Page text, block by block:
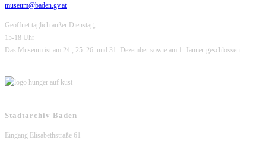
museum@baden.gv.at
Geöffnet täglich außer Dienstag,
15-18 Uhr
Das Museum ist am 24., 25. 26. und 31. Dezember sowie am 1. Jänner geschlossen.
Stadtarchiv Baden
Eingang Elisabethstraße 61